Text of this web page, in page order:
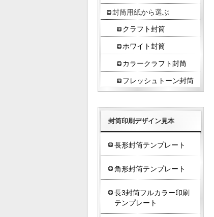
封筒用紙から選ぶ
クラフト封筒
ホワイト封筒
カラークラフト封筒
フレッシュトーン封筒
封筒印刷デザイン見本
長形封筒テンプレート
角形封筒テンプレート
長3封筒フルカラー印刷
テンプレート